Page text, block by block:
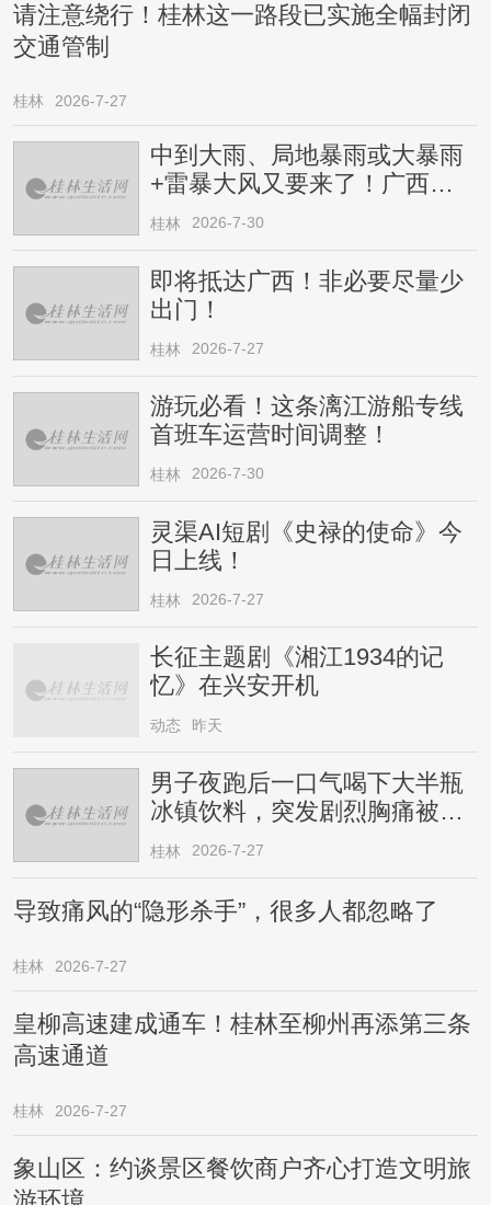
请注意绕行！桂林这一路段已实施全幅封闭
交通管制
桂林 2026-7-27
中到大雨、局地暴雨或大暴雨
+雷暴大风又要来了！广西人
请注意
桂林 2026-7-30
即将抵达广西！非必要尽量少
出门！
桂林 2026-7-27
游玩必看！这条漓江游船专线
首班车运营时间调整！
桂林 2026-7-30
灵渠AI短剧《史禄的使命》今
日上线！
桂林 2026-7-27
长征主题剧《湘江1934的记
忆》在兴安开机
动态 昨天
男子夜跑后一口气喝下大半瓶
冰镇饮料，突发剧烈胸痛被送
医！医生提醒→
桂林 2026-7-27
导致痛风的“隐形杀手”，很多人都忽略了
桂林 2026-7-27
皇柳高速建成通车！桂林至柳州再添第三条
高速通道
桂林 2026-7-27
象山区：约谈景区餐饮商户齐心打造文明旅